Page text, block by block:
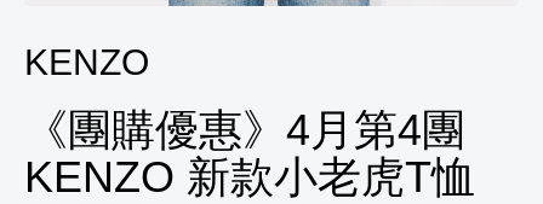
KENZO
《團購優惠》4月第4團
KENZO 新款小老虎T恤